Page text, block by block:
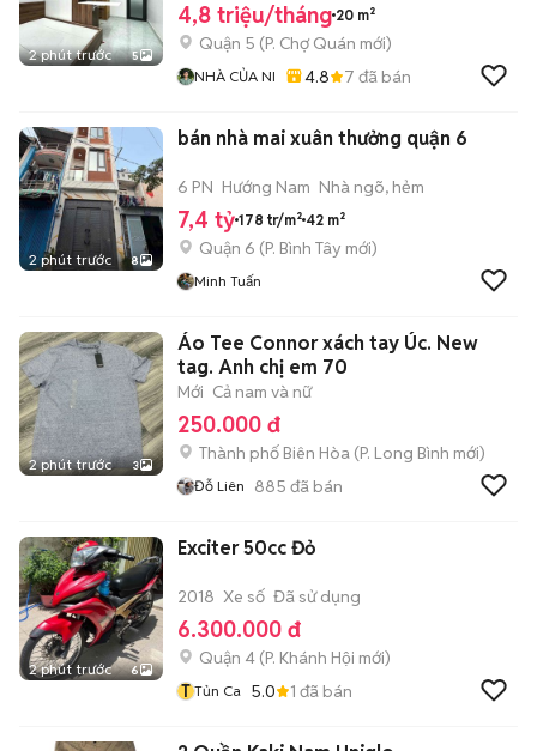
2 phút trước 5
4,8 triệu/tháng 20 m²
Quận 5 (P. Chợ Quán mới)
NHÀ CỦA NI 4.8 7 đã bán
2 phút trước 8
bán nhà mai xuân thưởng quận 6
6 PN Hướng Nam Nhà ngõ, hẻm
7,4 tỷ 178 tr/m² 42 m²
Quận 6 (P. Bình Tây mới)
Minh Tuấn
2 phút trước 3
Áo Tee Connor xách tay Úc. New
tag. Anh chị em 70
Mới Cả nam và nữ
250.000 đ
Thành phố Biên Hòa (P. Long Bình mới)
Đỗ Liên 885 đã bán
2 phút trước 6
Exciter 50cc Đỏ
2018 Xe số Đã sử dụng
6.300.000 đ
Quận 4 (P. Khánh Hội mới)
T Tủn Ca 5.0 1 đã bán